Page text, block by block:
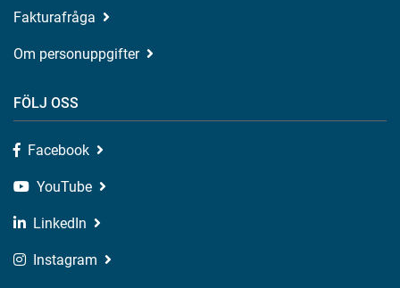
Fakturafråga
Om personuppgifter
FÖLJ OSS
Facebook
YouTube
LinkedIn
Instagram